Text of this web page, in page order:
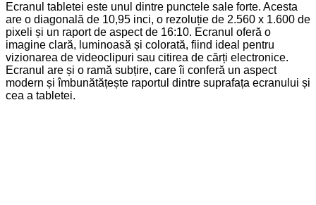
Ecranul tabletei este unul dintre punctele sale forte. Acesta
are o diagonală de 10,95 inci, o rezoluție de 2.560 x 1.600 de
pixeli și un raport de aspect de 16:10. Ecranul oferă o
imagine clară, luminoasă și colorată, fiind ideal pentru
vizionarea de videoclipuri sau citirea de cărți electronice.
Ecranul are și o ramă subțire, care îi conferă un aspect
modern și îmbunătățește raportul dintre suprafața ecranului și
cea a tabletei.